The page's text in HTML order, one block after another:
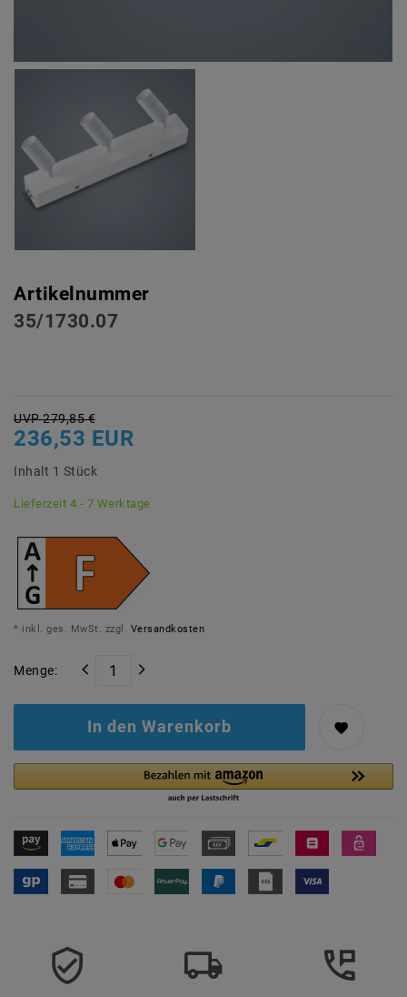
Artikelnummer
35/1730.07
UVP 279,85 €
236,53 EUR
Inhalt 1 Stück
Lieferzeit 4 - 7 Werktage
* inkl. ges. MwSt. zzgl. Versandkosten
Menge:
In den Warenkorb